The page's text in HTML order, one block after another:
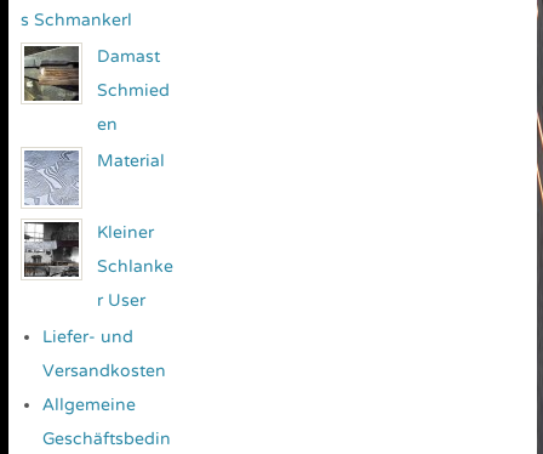
s Schmankerl
Damast
Schmied
en
Material
Kleiner
Schlanke
r User
Liefer- und
Versandkosten
Allgemeine
Geschäftsbedin